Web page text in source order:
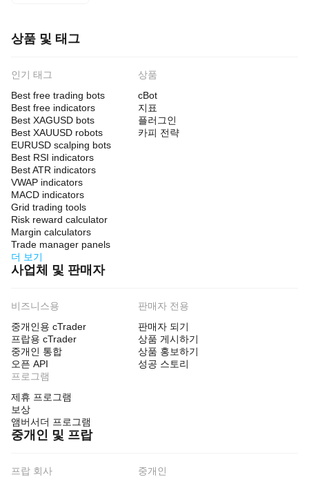
상품 및 태그
인기 태그
Best free trading bots
Best free indicators
Best XAGUSD bots
Best XAUUSD robots
EURUSD scalping bots
Best RSI indicators
Best ATR indicators
VWAP indicators
MACD indicators
Grid trading tools
Risk reward calculator
Margin calculators
Trade manager panels
더 보기
상품
cBot
지표
플러그인
카피 전략
사업체 및 판매자
비즈니스용
중개인용 cTrader
프랍용 cTrader
중개인 통합
오픈 API
판매자 전용
판매자 되기
상품 게시하기
상품 홍보하기
성공 스토리
프로그램
제휴 프로그램
보상
앰버서더 프로그램
중개인 및 프랍
프랍 회사
중개인